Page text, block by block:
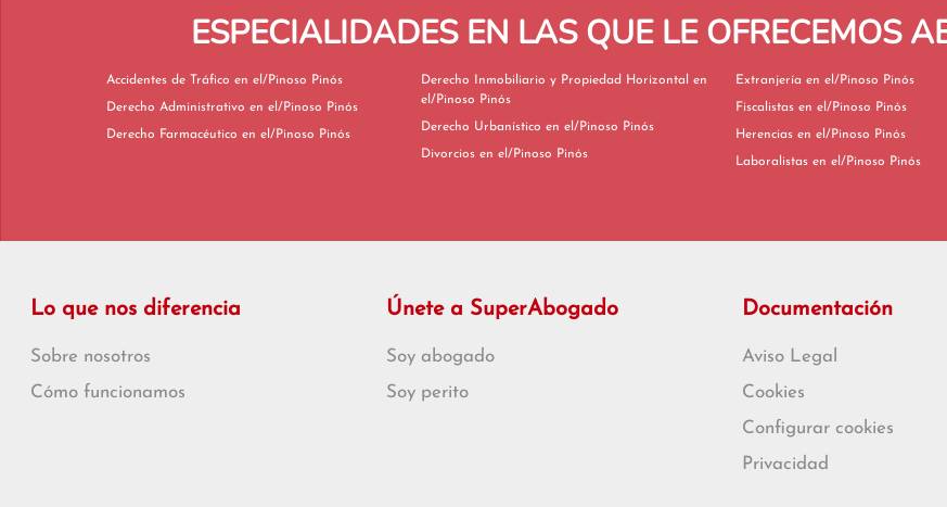
ESPECIALIDADES EN LAS QUE LE OFRECEMOS
Accidentes de Tráfico en el/Pinoso Pinós
Derecho Administrativo en el/Pinoso Pinós
Derecho Farmacéutico en el/Pinoso Pinós
Derecho Inmobiliario y Propiedad Horizontal en
el/Pinoso Pinós
Derecho Urbanístico en el/Pinoso Pinós
Divorcios en el/Pinoso Pinós
Extranjería en el/Pinoso Pinós
Fiscalistas en el/Pinoso Pinós
Herencias en el/Pinoso Pinós
Laboralistas en el/Pinoso Pinós
Lo que nos diferencia
Sobre nosotros
Cómo funcionamos
Únete a SuperAbogado
Soy abogado
Soy perito
Documentación
Aviso Legal
Cookies
Configurar cookies
Privacidad